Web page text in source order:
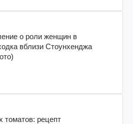
о роли женщин в
вблизи Стоунхенджа
томатов: рецепт